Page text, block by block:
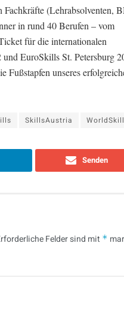
Fachkräfte (Lehrabsolventen,
in rund 40 Berufen – vom
für die internationalen
EuroSkills St. Petersburg
Fußstapfen unseres
SkillsAustria
Senden
Felder sind mit *